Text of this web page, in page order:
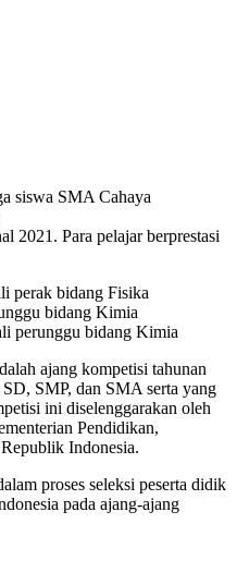
siswa SMA Cahaya
2021. Para pelajar berprestasi
perak bidang Fisika
bidang Kimia
perunggu bidang Kimia
ajang kompetisi tahunan
SMP, dan SMA serta yang
ini diselenggarakan oleh
Pendidikan,
Indonesia.
proses seleksi peserta didik
pada ajang-ajang